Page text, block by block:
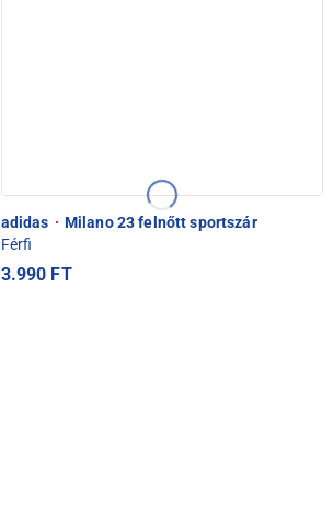
adidas · Milano 23 felnőtt sportszár
Férfi
3.990 FT